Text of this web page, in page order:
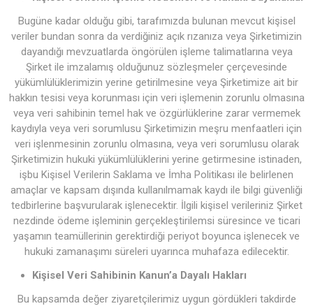
Bugüne kadar olduğu gibi, tarafımızda bulunan mevcut kişisel
veriler bundan sonra da verdiğiniz açık rızanıza veya Şirketimizin
dayandığı mevzuatlarda öngörülen işleme talimatlarına veya
Şirket ile imzalamış olduğunuz sözleşmeler çerçevesinde
yükümlülüklerimizin yerine getirilmesine veya Şirketimize ait bir
hakkın tesisi veya korunması için veri işlemenin zorunlu olmasına
veya veri sahibinin temel hak ve özgürlüklerine zarar vermemek
kaydıyla veya veri sorumlusu Şirketimizin meşru menfaatleri için
veri işlenmesinin zorunlu olmasına, veya veri sorumlusu olarak
Şirketimizin hukuki yükümlülüklerini yerine getirmesine istinaden,
işbu Kişisel Verilerin Saklama ve İmha Politikası ile belirlenen
amaçlar ve kapsam dışında kullanılmamak kaydı ile bilgi güvenliği
tedbirlerine başvurularak işlenecektir. İlgili kişisel verileriniz Şirket
nezdinde ödeme işleminin gerçekleştirilemsi süresince ve ticari
yaşamın teamüllerinin gerektirdiği periyot boyunca işlenecek ve
hukuki zamanaşımı süreleri uyarınca muhafaza edilecektir.
Kişisel Veri Sahibinin Kanun’a Dayalı Hakları
Bu kapsamda değer ziyaretçilerimiz uygun gördükleri takdirde